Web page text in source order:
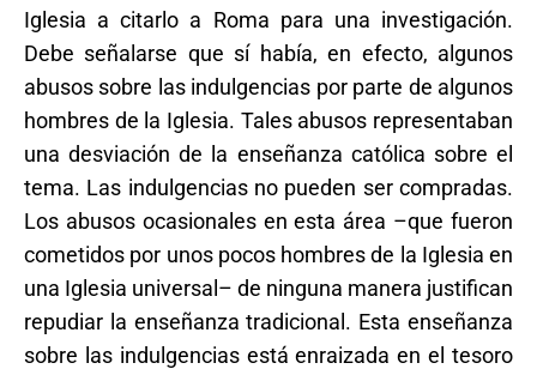
Iglesia a citarlo a Roma para una investigación.
Debe señalarse que sí había, en efecto, algunos
abusos sobre las indulgencias por parte de algunos
hombres de la Iglesia. Tales abusos representaban
una desviación de la enseñanza católica sobre el
tema. Las indulgencias no pueden ser compradas.
Los abusos ocasionales en esta área –que fueron
cometidos por unos pocos hombres de la Iglesia en
una Iglesia universal– de ninguna manera justifican
repudiar la enseñanza tradicional. Esta enseñanza
sobre las indulgencias está enraizada en el tesoro